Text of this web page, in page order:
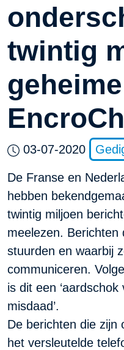
twintig
03-07-2020
De Franse en
hebben
twintig miljoen
meelezen. Berichten
stuurden en waarbij
communiceren.
is dit een
misdaad’.
De berichten die zijn
het versleutelde